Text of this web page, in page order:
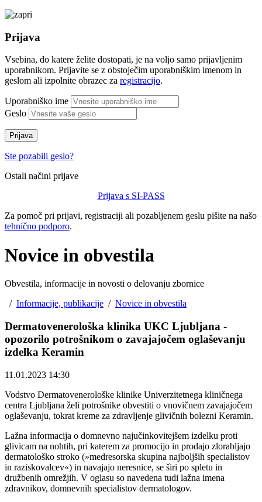
Prijava
Vsebina, do katere želite dostopati, je na voljo samo prijavljenim
uporabnikom. Prijavite se z obstoječim uporabniškim imenom in
geslom ali izpolnite obrazec za registracijo.
Uporabniško ime
Geslo
Prijava
Ste pozabili geslo?
Ostali načini prijave
Prijava s SI-PASS
Za pomoč pri prijavi, registraciji ali pozabljenem geslu pišite na našo
tehnično podporo.
Novice in obvestila
Obvestila, informacije in novosti o delovanju zbornice
/ Informacije, publikacije / Novice in obvestila
Dermatovenerološka klinika UKC Ljubljana -
opozorilo potrošnikom o zavajajočem oglaševanju
izdelka Keramin
11.01.2023 14:30
Vodstvo Dermatovenerološke klinike Univerzitetnega kliničnega
centra Ljubljana želi potrošnike obvestiti o vnovičnem zavajajočem
oglaševanju, tokrat kreme za zdravljenje glivičnih bolezni Keramin.
Lažna informacija o domnevno najučinkovitejšem izdelku proti
glivicam na nohtih, pri katerem za promocijo in prodajo zlorabljajo
dermatološko stroko (»medresorska skupina najboljših specialistov
in raziskovalcev«) in navajajo neresnice, se širi po spletu in
družbenih omrežjih. V oglasu so navedena tudi lažna imena
zdravnikov, domnevnih specialistov dermatologov.